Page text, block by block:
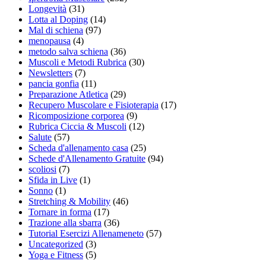
Longevità (31)
Lotta al Doping (14)
Mal di schiena (97)
menopausa (4)
metodo salva schiena (36)
Muscoli e Metodi Rubrica (30)
Newsletters (7)
pancia gonfia (11)
Preparazione Atletica (29)
Recupero Muscolare e Fisioterapia (17)
Ricomposizione corporea (9)
Rubrica Ciccia & Muscoli (12)
Salute (57)
Scheda d'allenamento casa (25)
Schede d'Allenamento Gratuite (94)
scoliosi (7)
Sfida in Live (1)
Sonno (1)
Stretching & Mobility (46)
Tornare in forma (17)
Trazione alla sbarra (36)
Tutorial Esercizi Allenameneto (57)
Uncategorized (3)
Yoga e Fitness (5)